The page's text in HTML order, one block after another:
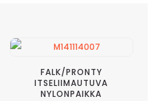
FALK/PRONTY
ITSELIIMAUTUVA
NYLONPAIKKA